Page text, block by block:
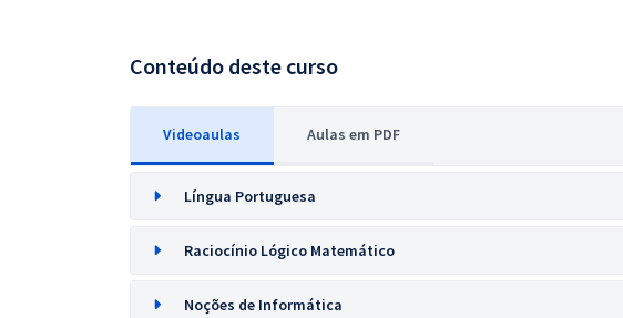
Conteúdo deste curso
Videoaulas Aulas em PDF
Língua Portuguesa
Raciocínio Lógico Matemático
Noções de Informática